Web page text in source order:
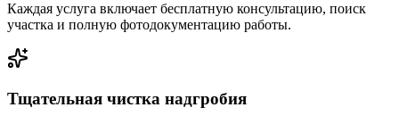
Каждая услуга включает бесплатную консультацию, поиск
участка и полную фотодокументацию работы.
Тщательная чистка надгробия